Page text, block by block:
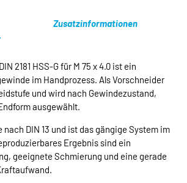
Zusatzinformationen
2181 HSS-G für M 75 x 4.0 ist ein
im Handprozess. Als Vorschneider
und wird nach Gewindezustand,
ausgewählt.
DIN 13 und ist das gängige System im
Ergebnis sind ein
geeignete Schmierung und eine gerade